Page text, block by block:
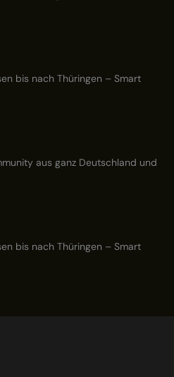
bis nach Thüringen – Smart
aus ganz Deutschland und
bis nach Thüringen – Smart